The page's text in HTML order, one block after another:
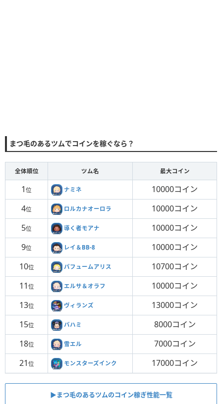
まつ毛のあるツムでコインを稼ぐなら？
全体順位 ツム名 最大コイン
1 位 ナミネ
10000コイン
4位 ロルカナオーロラ
10000コイン
5位 導く者モアナ
10000コイン
9位 レイ＆BB-8
10000コイン
10位 パフュームアリス
10700コイン
11 位 エルサ＆オラフ
10000コイン
13位 ヴィランズ
13000コイン
15位 バハミ
8000コイン
18位 雪エル
7000コイン
21 位 モンスターズインク 17000コイン
▶︎まつ毛のあるツムのコイン稼ぎ性能一覧